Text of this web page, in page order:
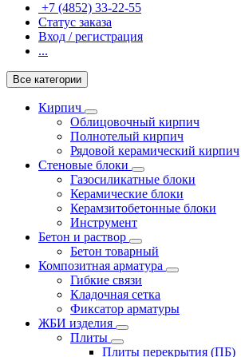
+7 (4852) 33-22-55
Статус заказа
Вход / регистрация
...
Все категории
Кирпич
Облицовочный кирпич
Полнотелый кирпич
Рядовой керамический кирпич
Стеновые блоки
Газосиликатные блоки
Керамические блоки
Керамзитобетонные блоки
Инструмент
Бетон и раствор
Бетон товарный
Композитная арматура
Гибкие связи
Кладочная сетка
Фиксатор арматуры
ЖБИ изделия
Плиты
Плиты перекрытия (ПБ)